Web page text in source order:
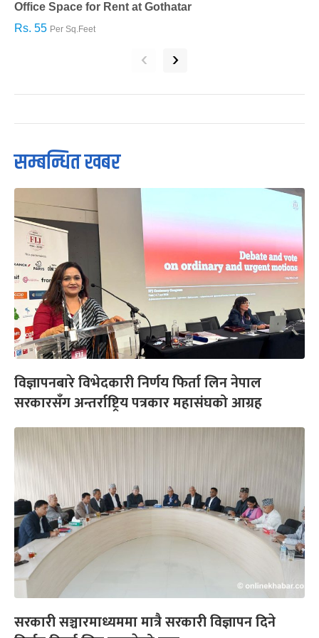
Office Space for Rent at Gothatar
Rs. 55 Per Sq.Feet
‹ ›
सम्बन्धित खबर
विज्ञापनबारे विभेदकारी निर्णय फिर्ता लिन नेपाल
सरकारसँग अन्तर्राष्ट्रिय पत्रकार महासंघको आग्रह
सरकारी सञ्चारमाध्यममा मात्रै सरकारी विज्ञापन दिने